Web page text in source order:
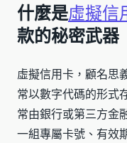
什麼是虛擬信
款的秘密武器
虛擬信用卡，顧名思
常以數字代碼的形式
常由銀行或第三方金
一組專屬卡號、有效